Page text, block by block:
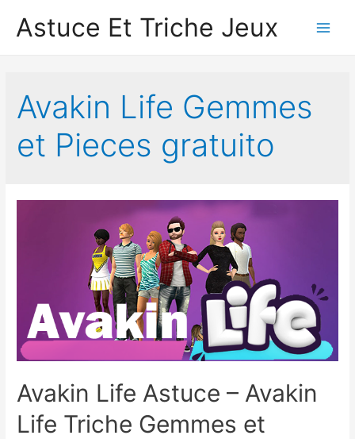
Astuce Et Triche Jeux
Avakin Life Gemmes
et Pieces gratuito
Avakin Life Astuce – Avakin
Life Triche Gemmes et